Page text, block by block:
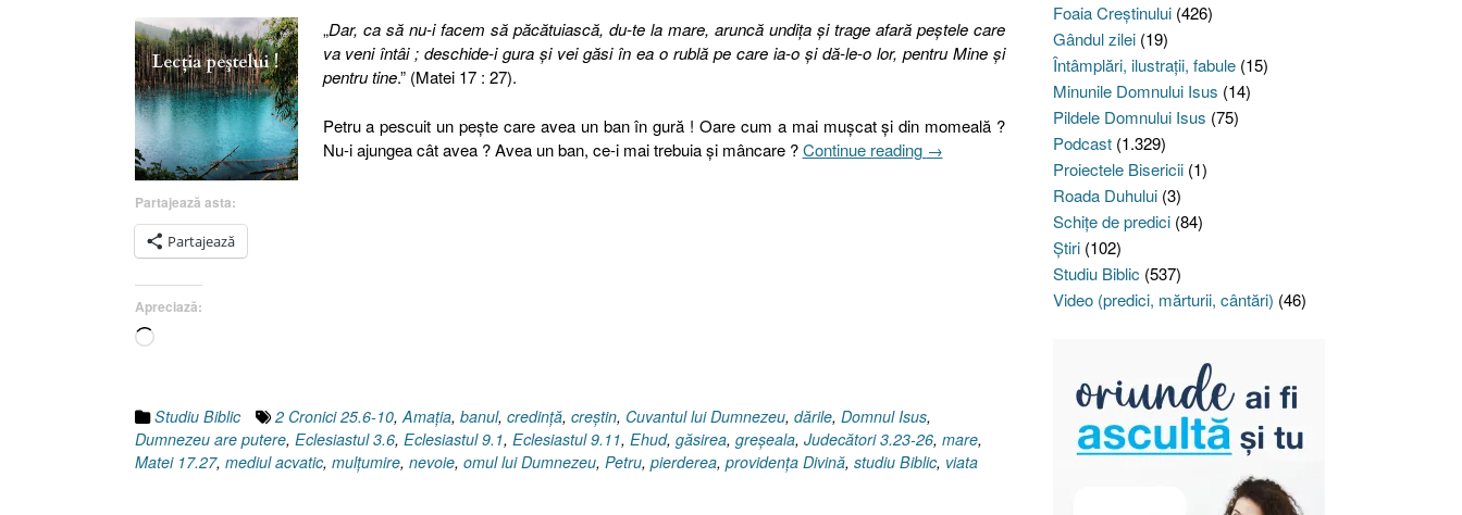
„Dar, ca să nu-i facem să păcătuiască, du-te la mare, aruncă undiţa şi trage afară peştele care
va veni întâi ; deschide-i gura şi vei găsi în ea o rublă pe care ia-o şi dă-le-o lor, pentru Mine şi
pentru tine.” (Matei 17 : 27).
Petru a pescuit un peşte care avea un ban în gură ! Oare cum a mai muşcat şi din momeală ?
Nu-i ajungea cât avea ? Avea un ban, ce-i mai trebuia şi mâncare ?Continue reading „Lecţia
→
Partajează asta:
Partajează
Apreciază:
Încarc...
Studiu Biblic 2 Cronici 25.6-10,Amaţia, banul, credinţă, creştin, Cuvantul lui Dumnezeu, dările, Domnul Isus,
Dumnezeu are putere, Eclesiastul 3.6, Eclesiastul 9.1, Eclesiastul 9.11, Ehud, găsirea, greşeala, Judecători 3.23-26, mare,
Matei 17.27, mediul acvatic, mulţumire, nevoie, omul lui Dumnezeu, Petru, pierderea, providenţa Divină, studiu Biblic, viata
Foaia Creştinului(426)
Gândul zilei(19)
Întâmplări, ilustraţii, fabule(15)
Minunile Domnului Isus (14)
Pildele Domnului Isus (75)
Podcast(1.329)
Proiectele Bisericii(1)
Roada Duhului(3)
Schiţe de predici(84)
Ştiri(102)
Studiu Biblic (537)
Video (predici, mărturii, cântări) (46)